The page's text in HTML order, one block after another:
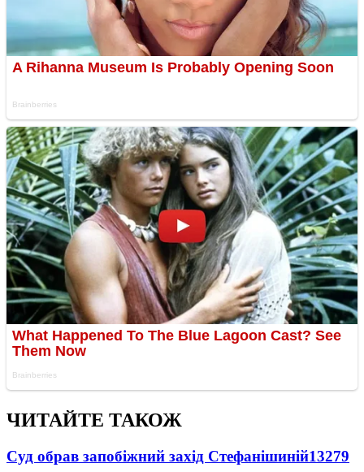
ЧИТАЙТЕ ТАКОЖ
Суд обрав запобіжний захід Стефанішиній13279